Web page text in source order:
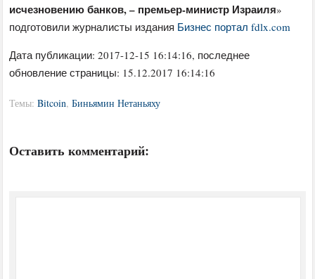
исчезновению банков, – премьер-министр Израиля»
подготовили журналисты издания Бизнес портал fdlx.com
Дата публикации:2017-12-15 16:14:16, последнее
обновление страницы: 15.12.2017 16:14:16
Темы:Bitcoin,Биньямин Нетаньяху
Оставить комментарий: